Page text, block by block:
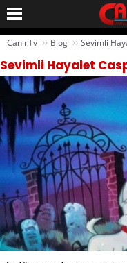
Canlı Tv ›› Blog ›› Sevimli
Sevimli Hayalet